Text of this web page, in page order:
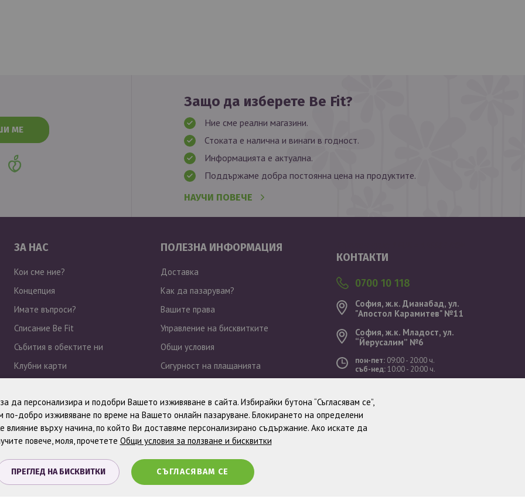
МЕ
Защо да изберете Be Fit?
Ние сме реални магазини.
Стоката е налична и винаги в годност.
Информацията е актуална.
Поддържаме добра постоянна цена на продуктите.
НАУЧИ ПОВЕЧЕ
ЗА НАС
Кои сме ние?
Концепция
Имате въпроси?
Списание Be Fit
Събития в обектите ни
Клубни карти
ПОЛЕЗНА ИНФОРМАЦИЯ
Доставка
Как да пазарувам?
Вашите права
Управление на бисквитките
Общи условия
Сигурност на плащанията
Новини
КОНТАКТИ
0700 10 118
София, ж.к. Дианабад, ул.
"Aпостол Карамитев" №11
София, ж.к. Младост, ул.
“Йерусалим” №6
пон-пет: 09:00 - 20:00 ч.
съб-нед:10:00 - 20:00 ч.
Всички права запазени. Онлайн магазин от
да персонализира и подобри Вашето изживяване в сайта. Избирайки бутона “Съгласявам се”,
добро изживяване по време на Вашето онлайн пазаруване. Блокирането на определени
влияние върху начина, по който Ви доставяме персонализирано съдържание. Ако искате да
повече, моля, прочетете Общи условия за ползване и бисквитки
СЪГЛАСЯВАМ СЕ
ПРЕГЛЕД НА БИСКВИТКИ